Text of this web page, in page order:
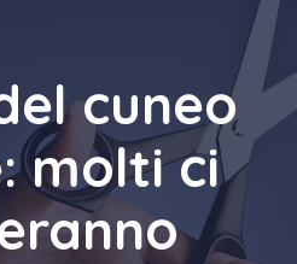
cuneo
molti ci